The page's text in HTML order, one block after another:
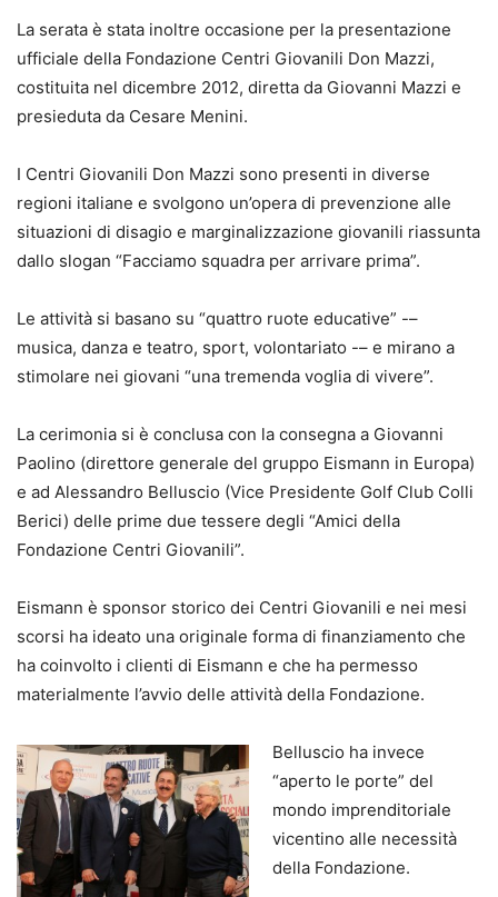
La serata è stata inoltre occasione per la presentazione
ufficiale della Fondazione Centri Giovanili Don Mazzi,
costituita nel dicembre 2012, diretta da Giovanni Mazzi e
presieduta da Cesare Menini.
I Centri Giovanili Don Mazzi sono presenti in diverse
regioni italiane e svolgono un’opera di prevenzione alle
situazioni di disagio e marginalizzazione giovanili riassunta
dallo slogan “Facciamo squadra per arrivare prima”.
Le attività si basano su “quattro ruote educative” -–
musica, danza e teatro, sport, volontariato -– e mirano a
stimolare nei giovani “una tremenda voglia di vivere”.
La cerimonia si è conclusa con la consegna a Giovanni
Paolino (direttore generale del gruppo Eismann in Europa)
e ad Alessandro Belluscio (Vice Presidente Golf Club Colli
Berici) delle prime due tessere degli “Amici della
Fondazione Centri Giovanili”.
Eismann è sponsor storico dei Centri Giovanili e nei mesi
scorsi ha ideato una originale forma di finanziamento che
ha coinvolto i clienti di Eismann e che ha permesso
materialmente l’avvio delle attività della Fondazione.
Belluscio ha invece
“aperto le porte” del
mondo imprenditoriale
vicentino alle necessità
della Fondazione.